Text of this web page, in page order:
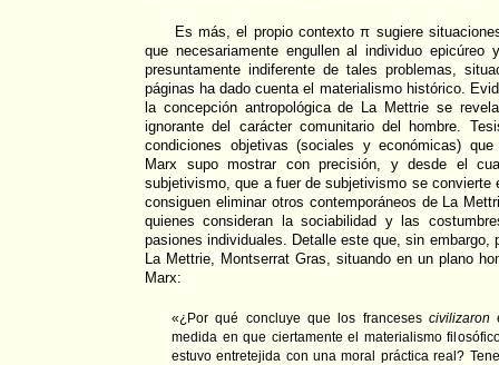
Es más, el propio contexto π sugiere
que necesariamente engullen al individuo epicúreo
presuntamente indiferente de tales problemas,
páginas ha dado cuenta el materialismo histórico.
la concepción antropológica de La Mettrie se
ignorante del carácter comunitario del hombre.
condiciones objetivas (sociales y económicas)
Marx supo mostrar con precisión, y desde el
subjetivismo, que a fuer de subjetivismo se convierte
consiguen eliminar otros contemporáneos de La
quienes consideran la sociabilidad y las
pasiones individuales. Detalle este que, sin embargo,
La Mettrie, Montserrat Gras, situando en un plano
Marx:
«¿Por qué concluye que los franceses civilizaron
medida en que ciertamente el materialismo
estuvo entretejida con una moral práctica real?